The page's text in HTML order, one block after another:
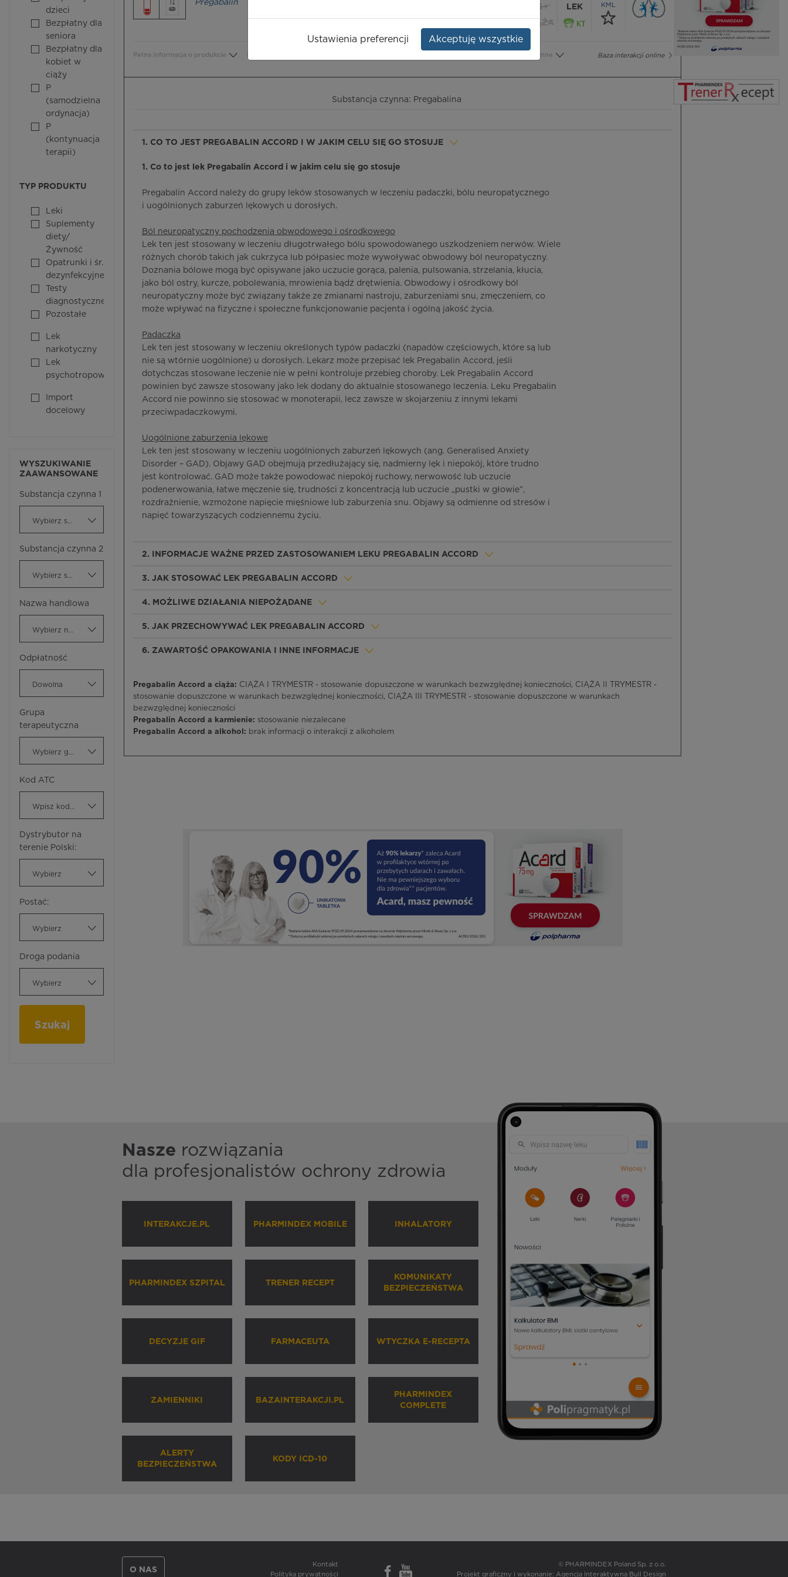
dzieci
Bezpłatny dla
seniora
Bezpłatny dla
kobiet w
ciąży
P
(samodzielna
ordynacja)
P
(kontynuacja
terapii)
TYP PRODUKTU
Leki
Suplementy
diety/
Żywność
Opatrunki i śr.
dezynfekcyjne
Testy
diagnostyczne
Pozostałe
Lek
narkotyczny
Lek
psychotropowy
Import
docelowy
WYSZUKIWANIE
ZAAWANSOWANE
Substancja czynna 1
Substancja czynna 2
Nazwa handlowa
Odpłatność
Dowolna
Grupa
terapeutyczna
Kod ATC
Dystrybutor na
terenie Polski:
Wybierz
Postać:
Wybierz
Droga podania
Wybierz
Szukaj
Pregabalin
65+
CIĄŻA
LEK
KML
Baza interakcji online
Pełna informacja o produkcie Inne
Substancja czynna: Pregabalina
1. CO TO JEST PREGABALIN ACCORD I W JAKIM CELU SIĘ GO STOSUJE
1. Co to jest lek Pregabalin Accord i w jakim celu się go stosuje
Pregabalin Accord należy do grupy leków stosowanych w leczeniu padaczki, bólu neuropatycznego
i uogólnionych zaburzeń lękowych u dorosłych.
Ból neuropatyczny pochodzenia obwodowego i ośrodkowego
Lek ten jest stosowany w leczeniu długotrwałego bólu spowodowanego uszkodzeniem nerwów. Wiele
różnych chorób takich jak cukrzyca lub półpasiec może wywoływać obwodowy ból neuropatyczny.
Doznania bólowe mogą być opisywane jako uczucie gorąca, palenia, pulsowania, strzelania, kłucia,
jako ból ostry, kurcze, pobolewania, mrowienia bądź drętwienia. Obwodowy i ośrodkowy ból
neuropatyczny może być związany także ze zmianami nastroju, zaburzeniami snu, zmęczeniem, co
może wpływać na fizyczne i społeczne funkcjonowanie pacjenta i ogólną jakość życia.
Padaczka
Lek ten jest stosowany w leczeniu określonych typów padaczki (napadów częściowych, które są lub
nie są wtórnie uogólnione) u dorosłych. Lekarz może przepisać lek Pregabalin Accord, jeśli
dotychczas stosowane leczenie nie w pełni kontroluje przebieg choroby. Lek Pregabalin Accord
powinien być zawsze stosowany jako lek dodany do aktualnie stosowanego leczenia. Leku Pregabalin
Accord nie powinno się stosować w monoterapii, lecz zawsze w skojarzeniu z innymi lekami
przeciwpadaczkowymi.
Uogólnione zaburzenia lękowe
Lek ten jest stosowany w leczeniu uogólnionych zaburzeń lękowych (ang. Generalised Anxiety
Disorder – GAD). Objawy GAD obejmują przedłużający się, nadmierny lęk i niepokój, które trudno
jest kontrolować. GAD może także powodować niepokój ruchowy, nerwowość lub uczucie
podenerwowania, łatwe męczenie się, trudności z koncentracją lub uczucie „pustki w głowie”,
rozdrażnienie, wzmożone napięcie mięśniowe lub zaburzenia snu. Objawy są odmienne od stresów i
napięć towarzyszących codziennemu życiu.
2. INFORMACJE WAŻNE PRZED ZASTOSOWANIEM LEKU PREGABALIN ACCORD
3. JAK STOSOWAĆ LEK PREGABALIN ACCORD
4. MOŻLIWE DZIAŁANIA NIEPOŻĄDANE
5. JAK PRZECHOWYWAĆ LEK PREGABALIN ACCORD
6. ZAWARTOŚĆ OPAKOWANIA I INNE INFORMACJE
Pregabalin Accord a ciąża: CIĄŻA I TRYMESTR - stosowanie dopuszczone w warunkach bezwzględnej konieczności, CIĄŻA II TRYMESTR -
stosowanie dopuszczone w warunkach bezwzględnej konieczności, CIĄŻA III TRYMESTR - stosowanie dopuszczone w warunkach
bezwzględnej konieczności
Pregabalin Accord a karmienie: stosowanie niezalecane
Pregabalin Accord a alkohol: brak informacji o interakcji z alkoholem
Nasze rozwiązania
dla profesjonalistów ochrony zdrowia
INTERAKCJE.PL PHARMINDEX MOBILE INHALATORY
PHARMINDEX SZPITAL TRENER RECEPT
KOMUNIKATY
BEZPIECZEŃSTWA
DECYZJE GIF FARMACEUTA WTYCZKA E-RECEPTA
ZAMIENNIKI BAZAINTERAKCJI.PL
PHARMINDEX
COMPLETE
ALERTY
BEZPIECZEŃSTWA
KODY ICD-10
O NAS
Kontakt
Polityka prywatności
© PHARMINDEX Poland Sp. z o.o.
Projekt graficzny i wykonanie: Agencja Interaktywna Bull Design
Ustawienia preferencji Akceptuję wszystkie